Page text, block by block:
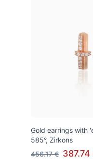
Gold earrings with
585°, Zirkons
456.17 € 387.74